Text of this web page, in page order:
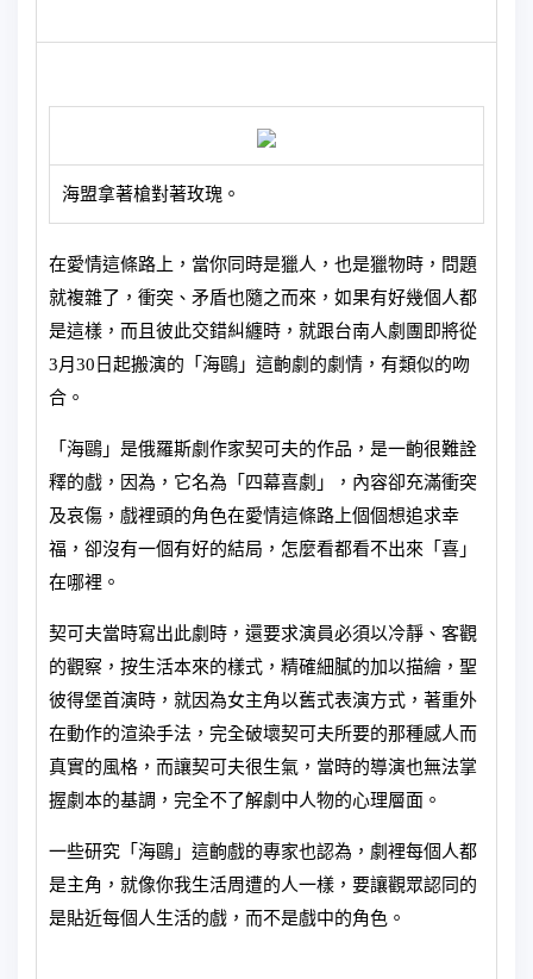
海盟拿著槍對著玫瑰。
在愛情這條路上，當你同時是獵人，也是獵物時，問題
就複雜了，衝突、矛盾也隨之而來，如果有好幾個人都
是這樣，而且彼此交錯糾纏時，就跟台南人劇團即將從
3月30日起搬演的「海鷗」這齣劇的劇情，有類似的吻
合。
「海鷗」是俄羅斯劇作家契可夫的作品，是一齣很難詮
釋的戲，因為，它名為「四幕喜劇」，內容卻充滿衝突
及哀傷，戲裡頭的角色在愛情這條路上個個想追求幸
福，卻沒有一個有好的結局，怎麼看都看不出來「喜」
在哪裡。
契可夫當時寫出此劇時，還要求演員必須以冷靜、客觀
的觀察，按生活本來的樣式，精確細膩的加以描繪，聖
彼得堡首演時，就因為女主角以舊式表演方式，著重外
在動作的渲染手法，完全破壞契可夫所要的那種感人而
真實的風格，而讓契可夫很生氣，當時的導演也無法掌
握劇本的基調，完全不了解劇中人物的心理層面。
一些研究「海鷗」這齣戲的專家也認為，劇裡每個人都
是主角，就像你我生活周遭的人一樣，要讓觀眾認同的
是貼近每個人生活的戲，而不是戲中的角色。